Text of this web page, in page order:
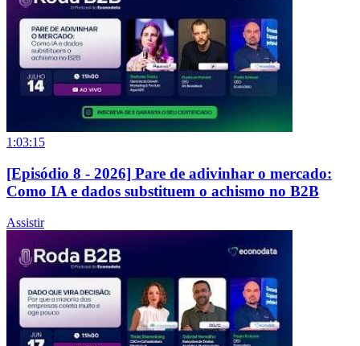
1:03:15
[Episódio 8 - 2026] Pare de adivinhar o mercado:
Como IA e dados substituem o achismo no B2B
Assistir